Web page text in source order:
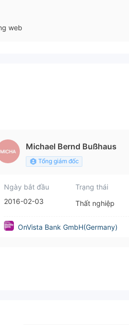
web
Michael Bernd Bußhaus
Tổng giám đốc
Ngày bắt đầu
2016-02-03
Trạng thái
Thất nghiệp
OnVista Bank GmbH(Germany)